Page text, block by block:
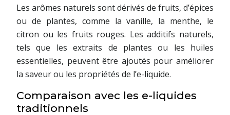
Les arômes naturels sont dérivés de fruits, d’épices
ou de plantes, comme la vanille, la menthe, le
citron ou les fruits rouges. Les additifs naturels,
tels que les extraits de plantes ou les huiles
essentielles, peuvent être ajoutés pour améliorer
la saveur ou les propriétés de l’e-liquide.
Comparaison avec les e-liquides
traditionnels